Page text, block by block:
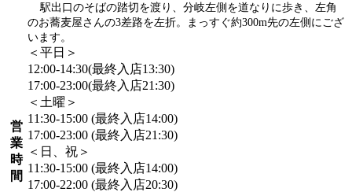
駅出口のそばの踏切を渡り、分岐左側を道なりに歩き、左角
のお蕎麦屋さんの3差路を左折。まっすぐ約300m先の左側にござ
います。
営
業
時
間
＜平日＞
12:00-14:30(最終入店13:30)
17:00-23:00(最終入店21:30)
＜土曜＞
11:30-15:00 (最終入店14:00)
17:00-23:00 (最終入店21:30)
＜日、祝＞
11:30-15:00 (最終入店14:00)
17:00-22:00 (最終入店20:30)